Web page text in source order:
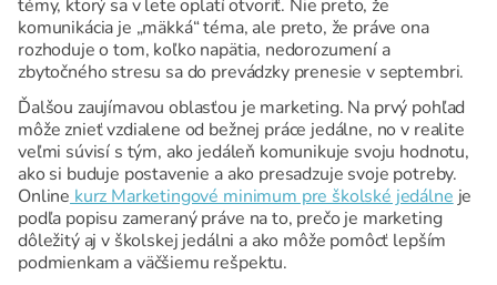
témy, ktorý sa v lete oplatí otvoriť. Nie preto, že
komunikácia je „mäkká“ téma, ale preto, že práve ona
rozhoduje o tom, koľko napätia, nedorozumení a
zbytočného stresu sa do prevádzky prenesie v septembri.
Ďalšou zaujímavou oblasťou je marketing. Na prvý pohľad
môže znieť vzdialene od bežnej práce jedálne, no v realite
veľmi súvisí s tým, ako jedáleň komunikuje svoju hodnotu,
ako si buduje postavenie a ako presadzuje svoje potreby.
Online kurz Marketingové minimum pre školské jedálne je
podľa popisu zameraný práve na to, prečo je marketing
dôležitý aj v školskej jedálni a ako môže pomôcť lepším
podmienkam a väčšiemu rešpektu.